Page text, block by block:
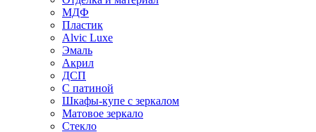
МДФ
Пластик
Alvic Luxe
Эмаль
Акрил
ДСП
С патиной
Шкафы-купе с зеркалом
Матовое зеркало
Стекло